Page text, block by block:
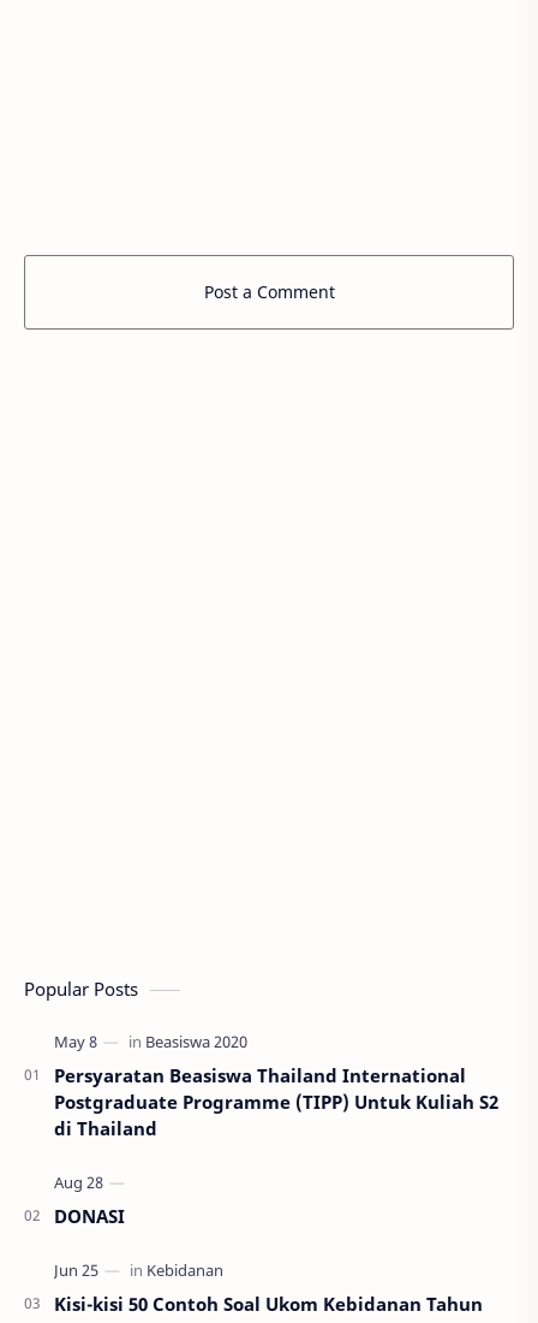
Post a Comment
Popular Posts
Persyaratan Beasiswa Thailand International
Postgraduate Programme (TIPP) Untuk Kuliah S2
di Thailand
DONASI
Kisi-kisi 50 Contoh Soal Ukom Kebidanan Tahun